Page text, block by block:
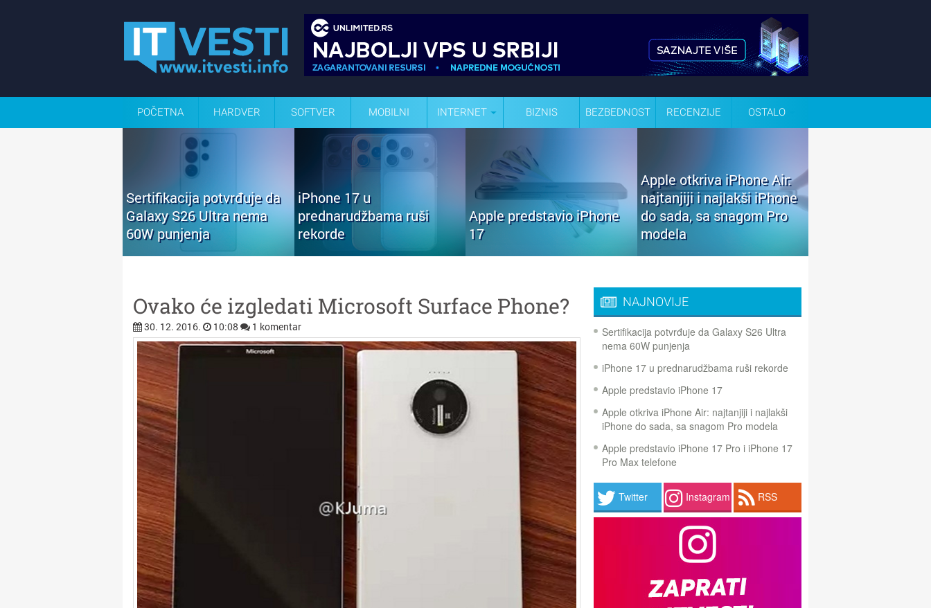
POČETNA HARDVER SOFTVER MOBILNI INTERNET BIZNIS BEZBEDNOST RECENZIJE OSTALO
Sertifikacija potvrđuje da
Galaxy S26 Ultra nema
60W punjenja
iPhone 17 u
prednarudžbama ruši
rekorde
Apple predstavio iPhone
17
Apple otkriva iPhone Air:
najtanjiji i najlakši iPhone
do sada, sa snagom Pro
modela
Ovako će izgledati Microsoft Surface Phone?
30. 12. 2016. 10:08 1 komentar
NAJNOVIJE
Sertifikacija potvrđuje da Galaxy S26 Ultra
nema 60W punjenja
iPhone 17 u prednarudžbama ruši rekorde
Apple predstavio iPhone 17
Apple otkriva iPhone Air: najtanjiji i najlakši
iPhone do sada, sa snagom Pro modela
Apple predstavio iPhone 17 Pro i iPhone 17
Pro Max telefone
Twitter Instagram RSS